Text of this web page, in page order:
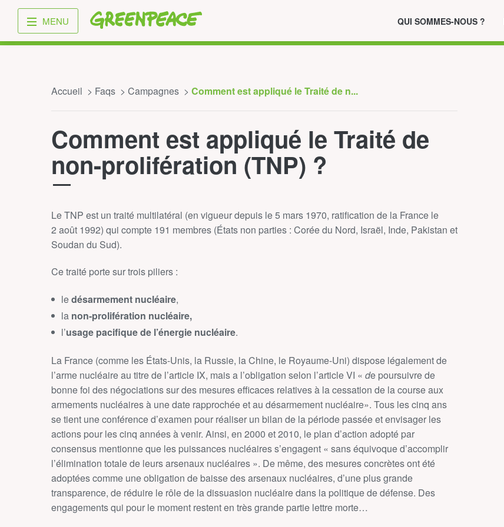
Greenpeace
MENU QUI SOMMES-NOUS ?
Accueil Faqs Campagnes Comment est appliqué le Traité de n...
Comment est appliqué le Traité de
non-prolifération (TNP) ?
Le TNP est un traité multilatéral (en vigueur depuis le 5 mars 1970, ratification de la France le
2 août 1992) qui compte 191 membres (États non parties : Corée du Nord, Israël, Inde, Pakistan et
Soudan du Sud).
Ce traité porte sur trois piliers :
ledésarmement nucléaire,
la non-prolifération nucléaire,
l’usage pacifique de l’énergie nucléaire.
La France (comme les États-Unis, la Russie, la Chine, le Royaume-Uni) dispose légalement de
l’arme nucléaire au titre de l’article IX, mais a l’obligation selon l’article VI « de poursuivre de
bonne foi des négociations sur des mesures efficaces relatives à la cessation de la course aux
armements nucléaires à une date rapprochée et au désarmement nucléaire». Tous les cinq ans
se tient une conférence d’examen pour réaliser un bilan de la période passée et envisager les
actions pour les cinq années à venir. Ainsi, en 2000 et 2010, le plan d’action adopté par
consensus mentionne que les puissances nucléaires s’engagent « sans équivoque d’accomplir
l’élimination totale de leurs arsenaux nucléaires ». De même, des mesures concrètes ont été
adoptées comme une obligation de baisse des arsenaux nucléaires, d’une plus grande
transparence, de réduire le rôle de la dissuasion nucléaire dans la politique de défense. Des
engagements qui pour le moment restent en très grande partie lettre morte…